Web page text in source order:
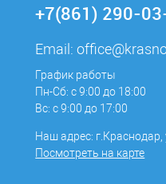
+7(861) 290-
Email:
График работы
Пн-Сб: с 9:00 до 18:00
Вс: с 9:00 до 17:00
Наш адрес:
Посмотреть на карте